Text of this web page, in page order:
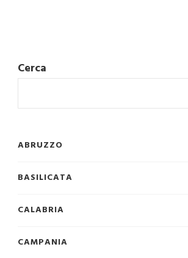
Cerca
ABRUZZO
BASILICATA
CALABRIA
CAMPANIA